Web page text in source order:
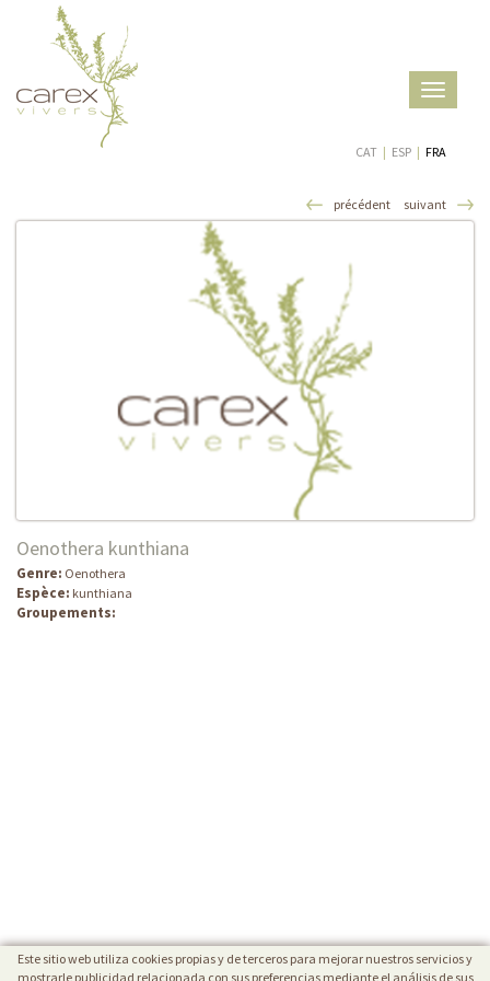
Toggle
CAT | ESP | FRA
précédent suivant
Oenothera kunthiana
Genre: Oenothera
Espèce: kunthiana
Groupements:
Este sitio web utiliza cookies propias y de terceros para mejorar nuestros servicios y
mostrarle publicidad relacionada con sus preferencias mediante el análisis de sus